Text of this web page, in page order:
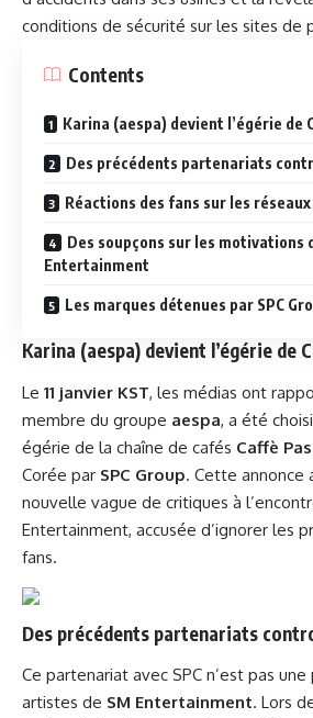
conditions de sécurité sur les sites de
Contents
Karina (aespa) devient l’égérie de
Des précédents partenariats
Réactions des fans sur les
Des soupçons sur les motivations
Entertainment
Les marques détenues par SPC
Karina (aespa) devient l’égérie de
Le 11 janvier KST, les médias ont
membre du groupe aespa, a été
égérie de la chaîne de cafés Caffè
Corée par SPC Group. Cette annonce
nouvelle vague de critiques à
Entertainment, accusée d’ignorer les
fans.
Des précédents partenariats
Ce partenariat avec SPC n’est pas
artistes de SM Entertainment. Lors